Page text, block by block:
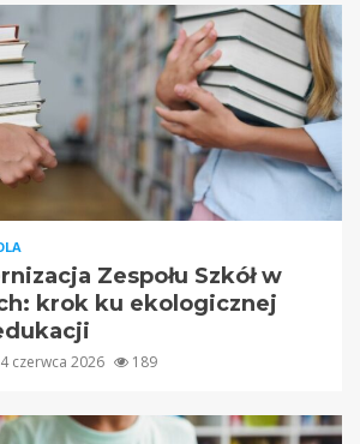
Zespołu Szkół w
krok ku ekologicznej
czerwca 2026 189